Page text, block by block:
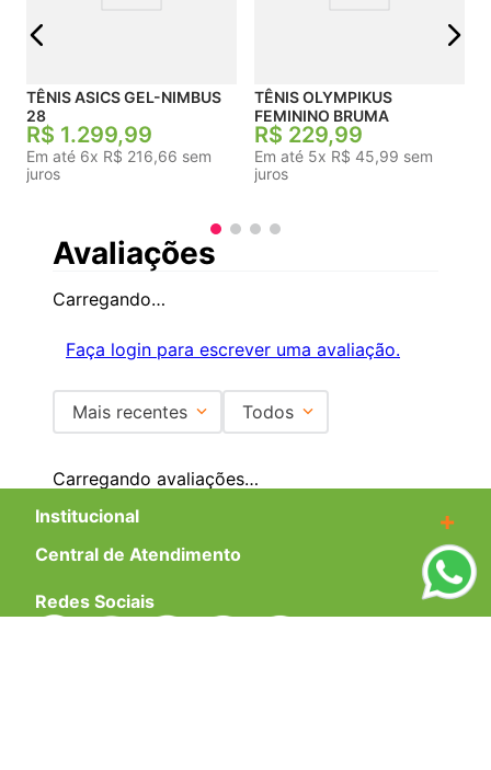
TÊNIS ASICS GEL-NIMBUS
28
R$ 1.299,99
Em até 6x R$ 216,66 sem
juros
TÊNIS OLYMPIKUS
FEMININO BRUMA
R$ 229,99
Em até 5x R$ 45,99 sem
juros
Avaliações
Carregando…
Faça login para escrever uma avaliação.
Mais recentes Todos
Carregando avaliações…
Institucional
+
Central de Atendimento +
Redes Sociais